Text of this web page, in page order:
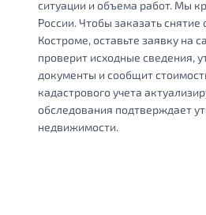
ситуации и объема работ. Мы
России. Чтобы заказать снятие
Костроме, оставьте заявку на
проверит исходные сведения,
документы и сообщит
кадастрового учета
обследования подтверждает
недвижимости.